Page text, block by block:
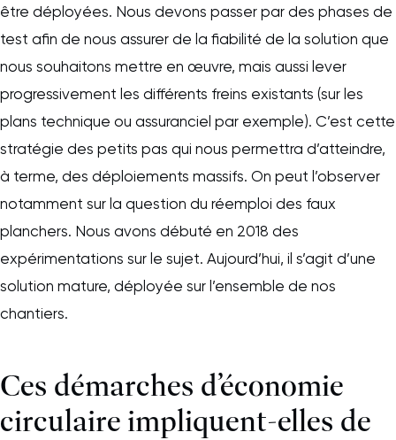
être déployées. Nous devons passer par des phases de
test afin de nous assurer de la fiabilité de la solution que
nous souhaitons mettre en œuvre, mais aussi lever
progressivement les différents freins existants (sur les
plans technique ou assuranciel par exemple). C’est cette
stratégie des petits pas qui nous permettra d’atteindre,
à terme, des déploiements massifs. On peut l’observer
notamment sur la question du réemploi des faux
planchers. Nous avons débuté en 2018 des
expérimentations sur le sujet. Aujourd’hui, il s’agit d’une
solution mature, déployée sur l’ensemble de nos
chantiers.
Ces démarches d’économie
circulaire impliquent-elles de